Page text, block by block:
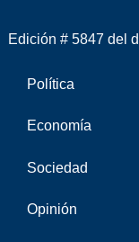
Edición # 5847 del
Política
Economía
Sociedad
Opinión